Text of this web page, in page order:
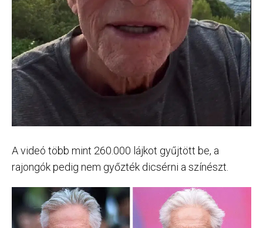
A videó több mint 260.000 lájkot gyűjtött be, a
rajongók pedig nem győzték dicsérni a színészt.